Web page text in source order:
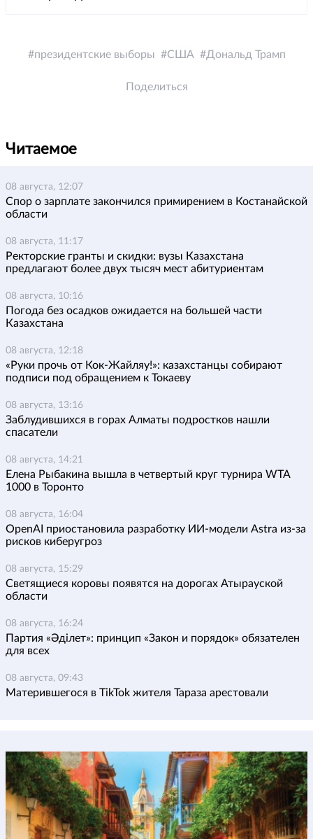
президентские выборы США Дональд Трамп
Поделиться
Читаемое
08 августа, 12:07
Спор о зарплате закончился примирением в Костанайской
области
08 августа, 11:17
Ректорские гранты и скидки: вузы Казахстана
предлагают более двух тысяч мест абитуриентам
08 августа, 10:16
Погода без осадков ожидается на большей части
Казахстана
08 августа, 12:18
«Руки прочь от Кок-Жайляу!»: казахстанцы собирают
подписи под обращением к Токаеву
08 августа, 13:16
Заблудившихся в горах Алматы подростков нашли
спасатели
08 августа, 14:21
Елена Рыбакина вышла в четвертый круг турнира WTA
1000 в Торонто
08 августа, 16:04
OpenAI приостановила разработку ИИ-модели Astra из-за
рисков киберугроз
08 августа, 15:29
Светящиеся коровы появятся на дорогах Атырауской
области
08 августа, 16:24
Партия «Әділет»: принцип «Закон и порядок» обязателен
для всех
08 августа, 09:43
Матерившегося в TikTok жителя Тараза арестовали